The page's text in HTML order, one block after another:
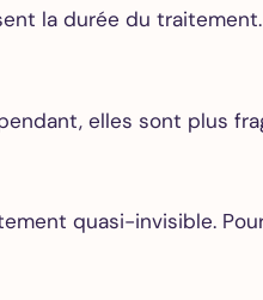
la durée du
elles sont plus
quasi-invisible.